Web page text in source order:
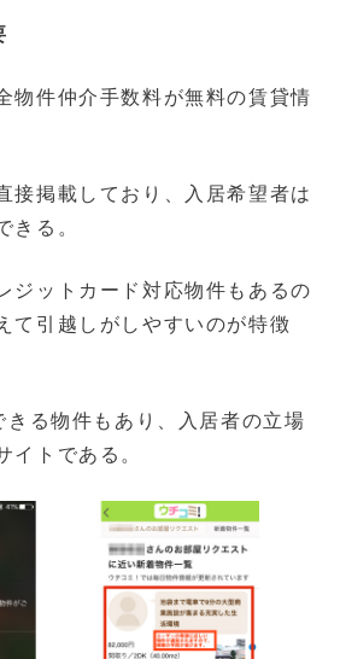
物件仲介手数料が無料の賃貸情
接掲載しており、入居希望者は
きる。
ジットカード対応物件もあるの
て引越しがしやすいのが特徴
る物件もあり、入居者の立場
イトである。